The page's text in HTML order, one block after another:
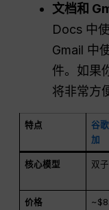
文档和
Docs 中
Gmail 中
件。如果
将非常方
特点
谷
加
核心模型 双
价格